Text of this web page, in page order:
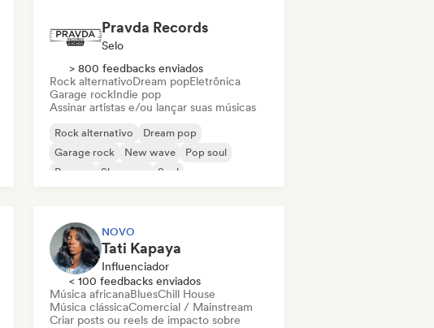
Pravda Records
Selo
> 800 feedbacks enviados
Rock alternativoDream popEletrônica
Garage rockIndie pop
Assinar artistas e/ou lançar suas músicas
Rock alternativo
Dream pop
Garage rock
New wave
Pop soul
Reggae
Shoegaze Soul
NOVO
Tati Kapaya
Influenciador
< 100 feedbacks enviados
Música africanaBluesChill House
Música clássicaComercial / Mainstream
Criar posts ou reels de impacto sobre